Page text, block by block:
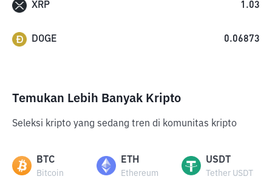
XRP 1.03
DOGE 0.06873
Temukan Lebih Banyak Kripto
Seleksi kripto yang sedang tren di komunitas kripto
BTC
Bitcoin
ETH
Ethereum
USDT
Tether USDT